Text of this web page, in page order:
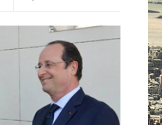
Güney Azərbaycan
Mədəniyyət
Müsahibə